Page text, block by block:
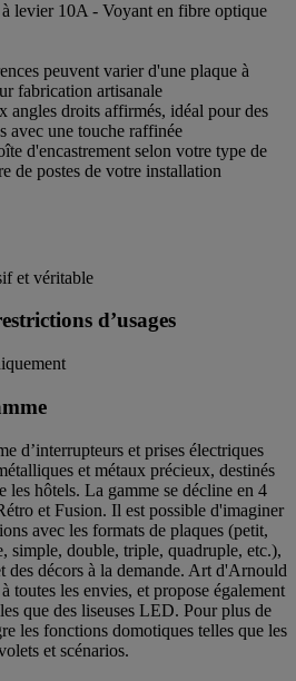
levier 10A - Voyant en fibre optique
peuvent varier d'une plaque à
fabrication artisanale
angles droits affirmés, idéal pour des
avec une touche raffinée
d'encastrement selon votre type de
de postes de votre installation
et véritable
d’usages
d’interrupteurs et prises électriques
et métaux précieux, destinés
les hôtels. La gamme se décline en 4
et Fusion. Il est possible d'imaginer
avec les formats de plaques (petit,
simple, double, triple, quadruple, etc.),
des décors à la demande. Art d'Arnould
toutes les envies, et propose également
que des liseuses LED. Pour plus de
les fonctions domotiques telles que les
et scénarios.